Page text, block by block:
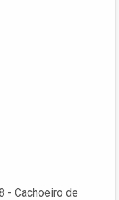
- Cachoeiro de